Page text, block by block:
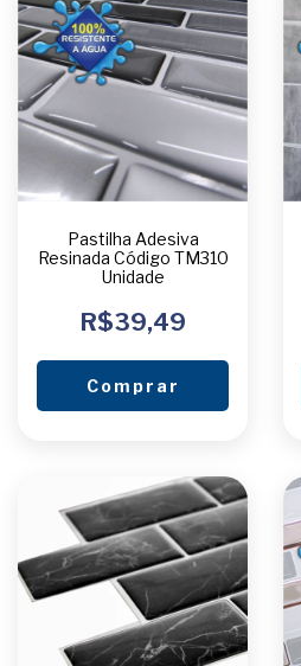
Pastilha Adesiva
Resinada Código TM310
Unidade
R$39,49
Comprar